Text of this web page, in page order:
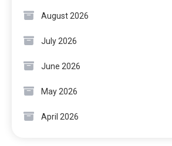
August 2026
July 2026
June 2026
May 2026
April 2026